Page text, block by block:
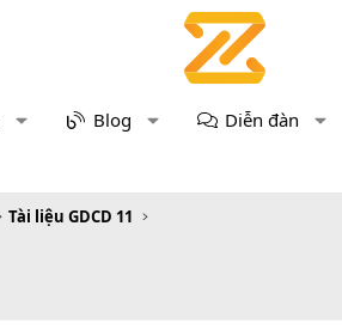
Blog Diễn đàn
Tài liệu GDCD 11